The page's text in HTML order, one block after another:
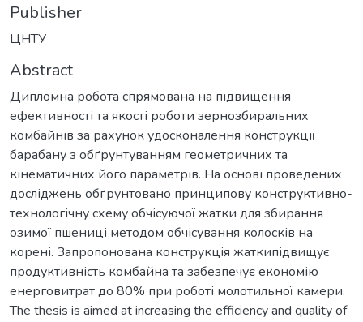
Publisher
ЦНТУ
Abstract
Дипломна робота спрямована на підвищення
ефективності та якості роботи зернозбиральних
комбайнів за рахунок удосконалення конструкції
барабану з обґрунтуванням геометричних та
кінематичних його параметрів. На основі проведених
досліджень обґрунтовано принципову конструктивно-
технологічну схему обчісуючої жатки для збирання
озимої пшениці методом обчісування колосків на
корені. Запропонована конструкція жаткипідвищує
продуктивність комбайна та забезпечує економію
енерговитрат до 80% при роботі молотильної камери.
The thesis is aimed at increasing the efficiency and quality of